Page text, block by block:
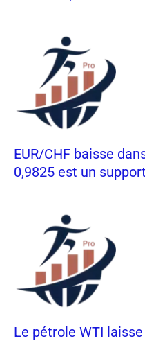
EUR/CHF baisse
0,9825 est un
Le pétrole WTI